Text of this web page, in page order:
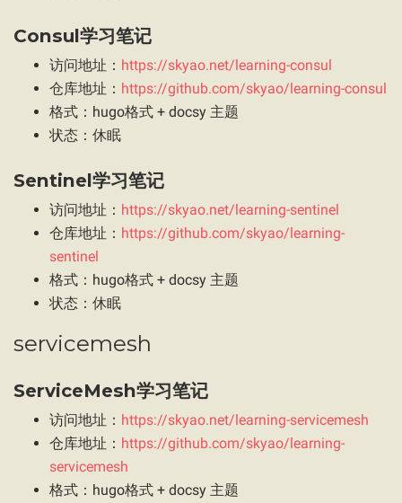
Consul学习笔记
访问地址： https://skyao.net/learning-consul
仓库地址： https://github.com/skyao/learning-consul
格式：hugo格式 + docsy 主题
状态：休眠
Sentinel学习笔记
访问地址： https://skyao.net/learning-sentinel
仓库地址： https://github.com/skyao/learning-
sentinel
格式：hugo格式 + docsy 主题
状态：休眠
servicemesh
ServiceMesh学习笔记
访问地址： https://skyao.net/learning-servicemesh
仓库地址： https://github.com/skyao/learning-
servicemesh
格式：hugo格式 + docsy 主题